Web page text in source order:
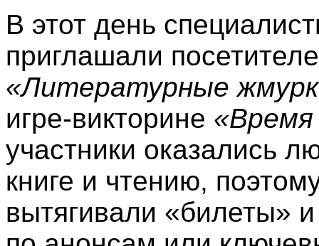
В этот день
приглашали
«Литературные
игре-викторине «Время
участники оказались
книге и чтению,
вытягивали «билеты»